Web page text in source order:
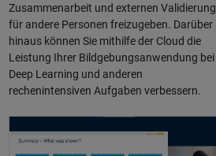
Zusammenarbeit und externen Validierung
für andere Personen freizugeben. Darüber
hinaus können Sie mithilfe der Cloud die
Leistung Ihrer Bildgebungsanwendung bei
Deep Learning und anderen
rechenintensiven Aufgaben verbessern.